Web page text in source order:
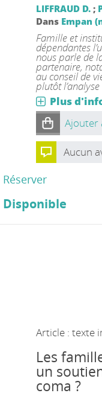
LIFFRAUD D.;
Dans Empan
Famille et
dépendantes
nous parle de
partenaire,
au conseil de
plutôt
Plus
Ajouter
Aucun
Réserver
Disponible
Article : texte
Les
un
coma ?